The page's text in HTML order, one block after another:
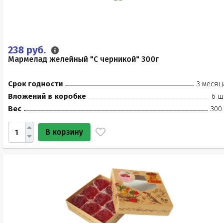
238 руб.
Мармелад желейный "С черникой" 300г
Срок годности
3
Вложений в коробке
6
Вес
300
В корзину